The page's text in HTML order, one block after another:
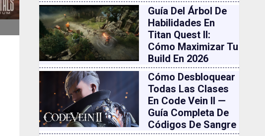
Guía Del Árbol De
Habilidades En
Titan Quest II:
Cómo Maximizar Tu
Build En 2026
Cómo Desbloquear
Todas Las Clases
En Code Vein II —
Guía Completa De
Códigos De Sangre